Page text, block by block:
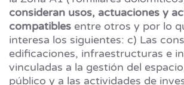
consideran usos, actuaciones y
compatibles entre otros y por lo
interesa los siguientes: c) Las
edificaciones, infraestructuras e
vinculadas a la gestión del
público y a las actividades de